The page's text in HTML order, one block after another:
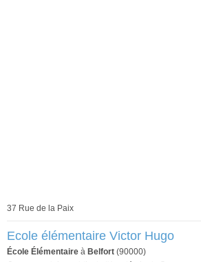
37 Rue de la Paix
Ecole élémentaire Victor Hugo
École Élémentaire à Belfort (90000)